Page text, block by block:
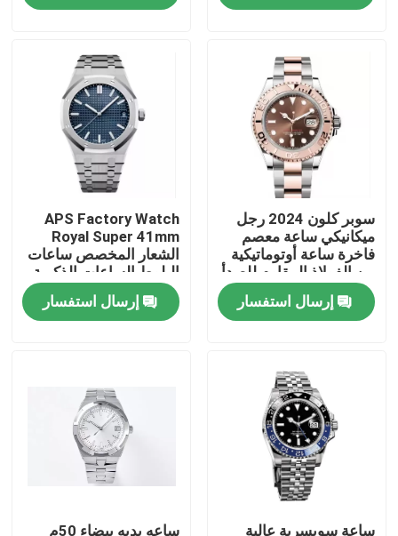
المنتجات
فيديوهات
جولة في المصنع
مراقبة الجودة
اطلب اقتباس
ساعة معصم ميكانيكية
ساعة يد كوارتز للرجال
سوبر كلون 2024 رجل
ميكانيكي ساعة معصم
فاخرة ساعة أوتوماتيكية
من الفولاذ المقاوم للصدأ
إرسال استفسار
APS Factory Watch
Royal Super 41mm
الشعار المخصص ساعات
البلوط الساعات الذكرية
الآلية
إرسال استفسار
ساعة سويسرية عالية ساعه يديه بيضاء 50م